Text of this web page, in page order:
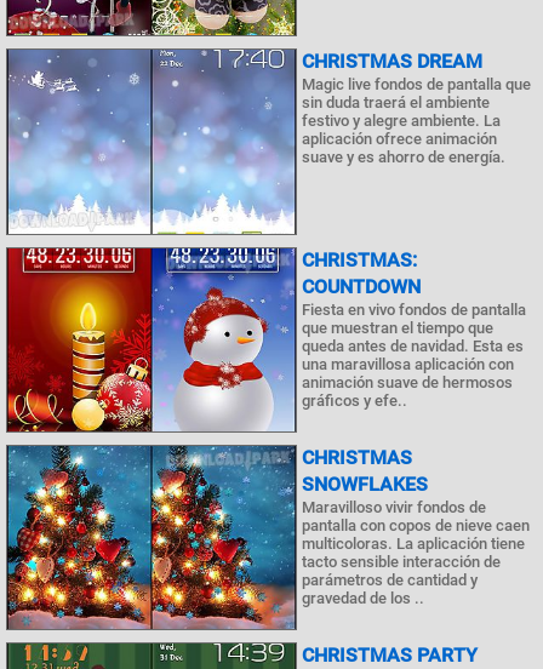
CHRISTMAS DREAM
Magic live fondos de pantalla que
sin duda traerá el ambiente
festivo y alegre ambiente. La
aplicación ofrece animación
suave y es ahorro de energía.
CHRISTMAS:
COUNTDOWN
Fiesta en vivo fondos de pantalla
que muestran el tiempo que
queda antes de navidad. Esta es
una maravillosa aplicación con
animación suave de hermosos
gráficos y efe..
CHRISTMAS
SNOWFLAKES
Maravilloso vivir fondos de
pantalla con copos de nieve caen
multicoloras. La aplicación tiene
tacto sensible interacción de
parámetros de cantidad y
gravedad de los ..
CHRISTMAS PARTY